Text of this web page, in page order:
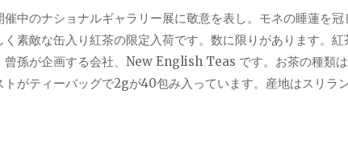
催中のナショナルギャラリー展に敬意を表し。モネの睡蓮を冠
く素敵な缶入り紅茶の限定入荷です。数に限りがあります。紅
曾孫が企画する会社、New English Teas です。お茶の種類
トがティーバッグで2gが40包み入っています。産地はスリ